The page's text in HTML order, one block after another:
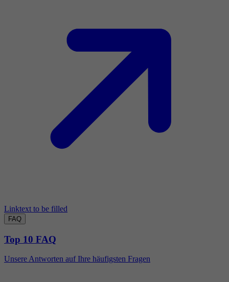
Linktext to be filled
FAQ
Top 10 FAQ
Unsere Antworten auf Ihre häufigsten Fragen